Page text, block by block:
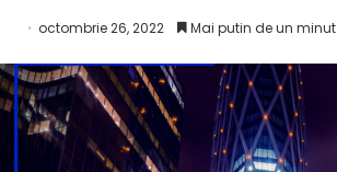
octombrie 26, 2022 Mai putin de un minut